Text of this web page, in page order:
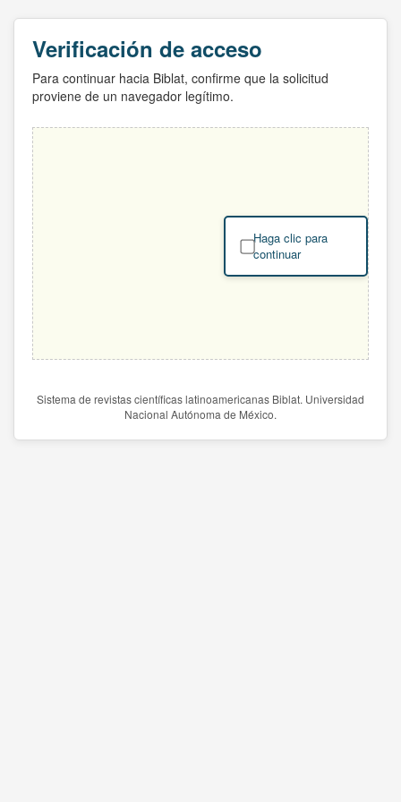
Verificación de acceso
Para continuar hacia Biblat, confirme que la solicitud
proviene de un navegador legítimo.
Haga clic para
continuar
Sistema de revistas científicas latinoamericanas Biblat. Universidad
Nacional Autónoma de México.